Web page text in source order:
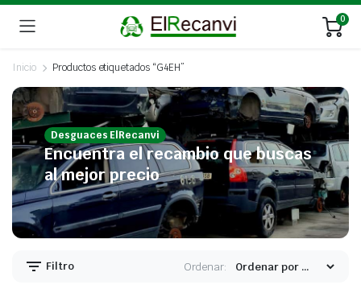
0
Inicio Productos etiquetados “G4EH”
Desguaces ElRecanvi
Encuentra el recambio que buscas
al mejor precio
Filtro Ordenar: